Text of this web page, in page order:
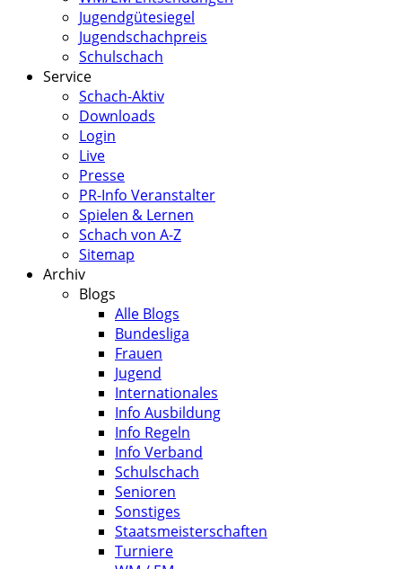
Jugendgütesiegel
Jugendschachpreis
Schulschach
Service
Schach-Aktiv
Downloads
Login
Live
Presse
PR-Info Veranstalter
Spielen & Lernen
Schach von A-Z
Sitemap
Archiv
Blogs
Alle Blogs
Bundesliga
Frauen
Jugend
Internationales
Info Ausbildung
Info Regeln
Info Verband
Schulschach
Senioren
Sonstiges
Staatsmeisterschaften
Turniere